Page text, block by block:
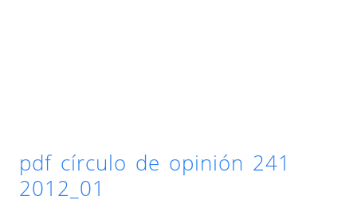
pdf círculo de opinión 241
2012_01